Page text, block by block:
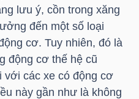
lưu ý, cồn trong xăng
đến một số loại
cơ. Tuy nhiên, đó là
động cơ thế hệ cũ
với các xe có động cơ
này gần như là không